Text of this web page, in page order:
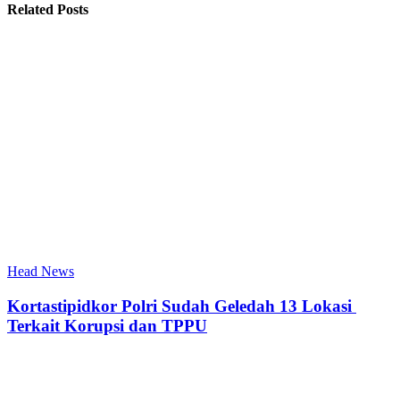
Related Posts
Head News
Kortastipidkor Polri Sudah Geledah 13 Lokasi
Terkait Korupsi dan TPPU